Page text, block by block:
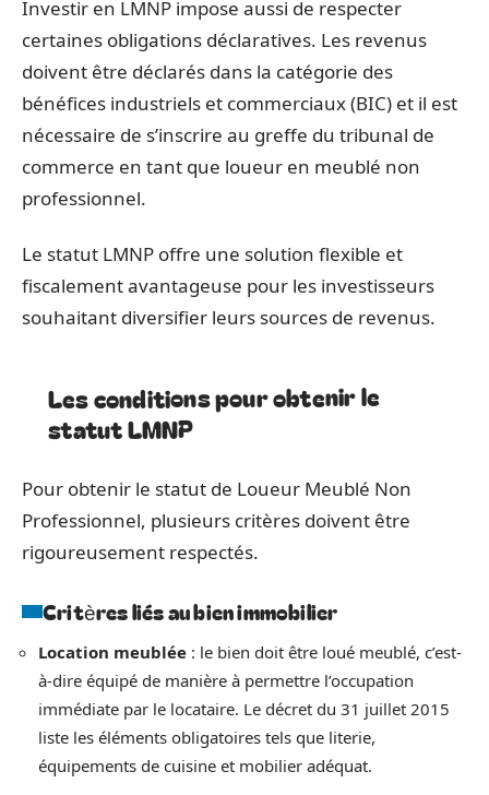
Investir en LMNP impose aussi de respecter
certaines obligations déclaratives. Les revenus
doivent être déclarés dans la catégorie des
bénéfices industriels et commerciaux (BIC) et il est
nécessaire de s’inscrire au greffe du tribunal de
commerce en tant que loueur en meublé non
professionnel.
Le statut LMNP offre une solution flexible et
fiscalement avantageuse pour les investisseurs
souhaitant diversifier leurs sources de revenus.
Les conditions pour obtenir le
statut LMNP
Pour obtenir le statut de Loueur Meublé Non
Professionnel, plusieurs critères doivent être
rigoureusement respectés.
Critères liés au bien immobilier
Location meublée : le bien doit être loué meublé, c’est-
à-dire équipé de manière à permettre l’occupation
immédiate par le locataire. Le décret du 31 juillet 2015
liste les éléments obligatoires tels que literie,
équipements de cuisine et mobilier adéquat.